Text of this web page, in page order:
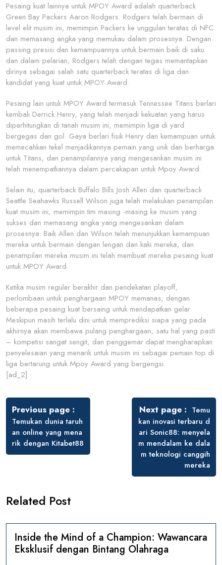
Pesaing kuat lainnya untuk MPOY Award adalah quarterback
Green Bay Packers Aaron Rodgers. Rodgers telah bermain di
level elit musim ini, memimpin Packers ke unggulan teratas di NFC
dan memasang angka yang memukau dalam prosesnya. Dengan
passing presisi dan kemampuannya untuk bermain baik di saku
dan dalam pelarian, Rodgers telah dengan tegas memantapkan
dirinya sebagai salah satu quarterback teratas di liga dan
kandidat yang kuat untuk MPOY Award.
Pesaing lain untuk MPOY Award termasuk Tennessee Titans berlari
kembali Derrick Henry, yang telah menjadi kekuatan yang harus
diperhitungkan di tanah musim ini, memimpin liga di yard
bergegas dan gol. Gaya berlari fisik Henry dan kemampuan untuk
memecahkan tekel menjadikannya pemain yang unik dan berharga
untuk Titans, dan penampilannya yang mengesankan musim ini
telah menempatkannya dalam percakapan untuk Mpoy Award.
Selain itu, quarterback Buffalo Bills Josh Allen dan quarterback
Seattle Seahawks Russell Wilson juga telah melakukan penampilan
kuat musim ini, memimpin tim masing -masing ke musim yang
sukses dan memasang angka yang mengesankan dalam
prosesnya. Baik Allen dan Wilson telah menunjukkan kemampuan
mereka untuk bermain dengan lengan dan kaki mereka, dan
penampilan mereka musim ini telah membuat mereka pesaing kuat
untuk MPOY Award.
Ketika musim reguler berakhir dan pendekatan playoff,
perlombaan untuk penghargaan MPOY memanas, dengan
beberapa pesaing kuat bersaing untuk mendapatkan gelar.
Meskipun masih terlalu dini untuk memprediksi siapa yang pada
akhirnya akan membawa pulang penghargaan, satu hal yang pasti
– kompetisi sangat sengit, dan penggemar dapat mengharapkan
penyelesaian yang menarik untuk musim ini sebagai pemain top di
liga bertarung untuk Mpoy Award yang bergengsi.
[ad_2]
Post
navigation
Previous page
Temukan dunia taruh
an online yang mena
rik dengan Kitabet88
Next page
Temu
kan inovasi terbaru d
ari Sonic88: menyela
m mendalam ke dala
m teknologi canggih
mereka
Related Post
Inside the Mind of a Champion: Wawancara
Eksklusif dengan Bintang Olahraga